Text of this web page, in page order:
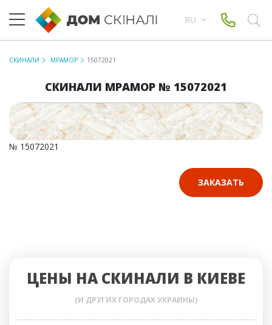
RU
СКИНАЛИ МРАМОР 15072021
СКИНАЛИ МРАМОР № 15072021
№ 15072021
ЗАКАЗАТЬ
ЦЕНЫ НА СКИНАЛИ В КИЕВЕ
(И ДРУГИХ ГОРОДАХ УКРАИНЫ)